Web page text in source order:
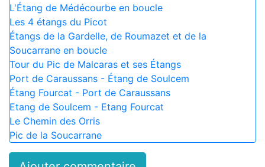
L'Étang de Médécourbe en boucle
Les 4 étangs du Picot
Étangs de la Gardelle, de Roumazet et de la
Soucarrane en boucle
Tour du Pic de Malcaras et ses Étangs
Port de Caraussans - Étang de Soulcem
Étang Fourcat - Port de Caraussans
Etang de Soulcem - Etang Fourcat
Le Chemin des Orris
Pic de la Soucarrane